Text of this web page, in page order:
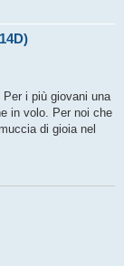
i più giovani una
in volo. Per noi che
di gioia nel